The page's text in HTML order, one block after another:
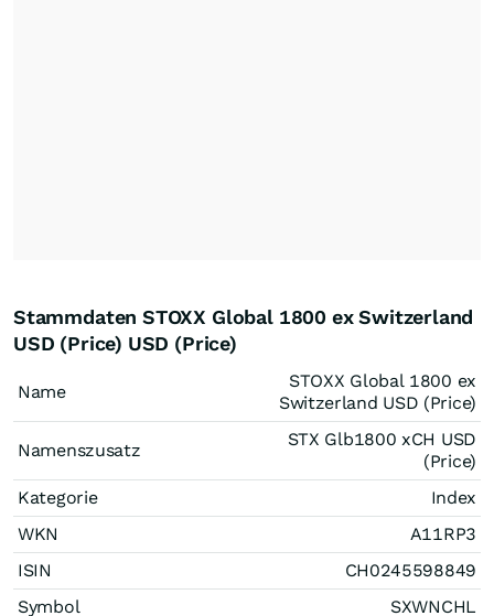
Stammdaten STOXX Global 1800 ex Switzerland
USD (Price) USD (Price)
Name
STOXX Global 1800 ex
Switzerland USD (Price)
Namenszusatz
STX Glb1800 xCH USD
(Price)
Kategorie
Index
WKN
A11RP3
ISIN
CH0245598849
Symbol
SXWNCHL